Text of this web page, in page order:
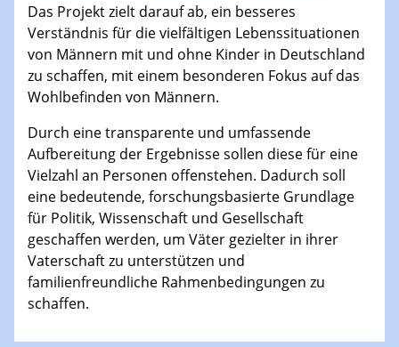
Das Projekt zielt darauf ab, ein besseres
Verständnis für die vielfältigen Lebenssituationen
von Männern mit und ohne Kinder in Deutschland
zu schaffen, mit einem besonderen Fokus auf das
Wohlbefinden von Männern.
Durch eine transparente und umfassende
Aufbereitung der Ergebnisse sollen diese für eine
Vielzahl an Personen offenstehen. Dadurch soll
eine bedeutende, forschungsbasierte Grundlage
für Politik, Wissenschaft und Gesellschaft
geschaffen werden, um Väter gezielter in ihrer
Vaterschaft zu unterstützen und
familienfreundliche Rahmenbedingungen zu
schaffen.